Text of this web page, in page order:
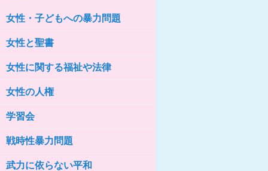
女性の家HELP ネットワークニュー
ス No.76
女性・子どもへの暴力問題
女性と聖書
女性に関する福祉や法律
女性の人権
学習会
戦時性暴力問題
武力に依らない平和